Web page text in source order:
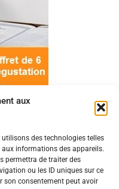
aux
utilisons des technologies telles
informations des appareils.
permettra de traiter des
ou les ID uniques sur ce
son consentement peut avoir
droits réservés
de cookies